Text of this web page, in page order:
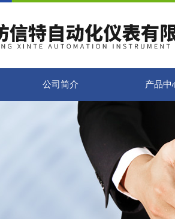
公司简介 产品中